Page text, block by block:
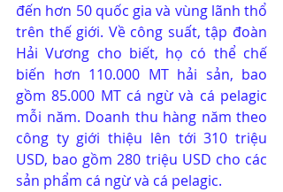
đến hơn 50 quốc gia và vùng lãnh thổ
trên thế giới. Về công suất, tập đoàn
Hải Vương cho biết, họ có thể chế
biến hơn 110.000 MT hải sản, bao
gồm 85.000 MT cá ngừ và cá pelagic
mỗi năm. Doanh thu hàng năm theo
công ty giới thiệu lên tới 310 triệu
USD, bao gồm 280 triệu USD cho các
sản phẩm cá ngừ và cá pelagic.